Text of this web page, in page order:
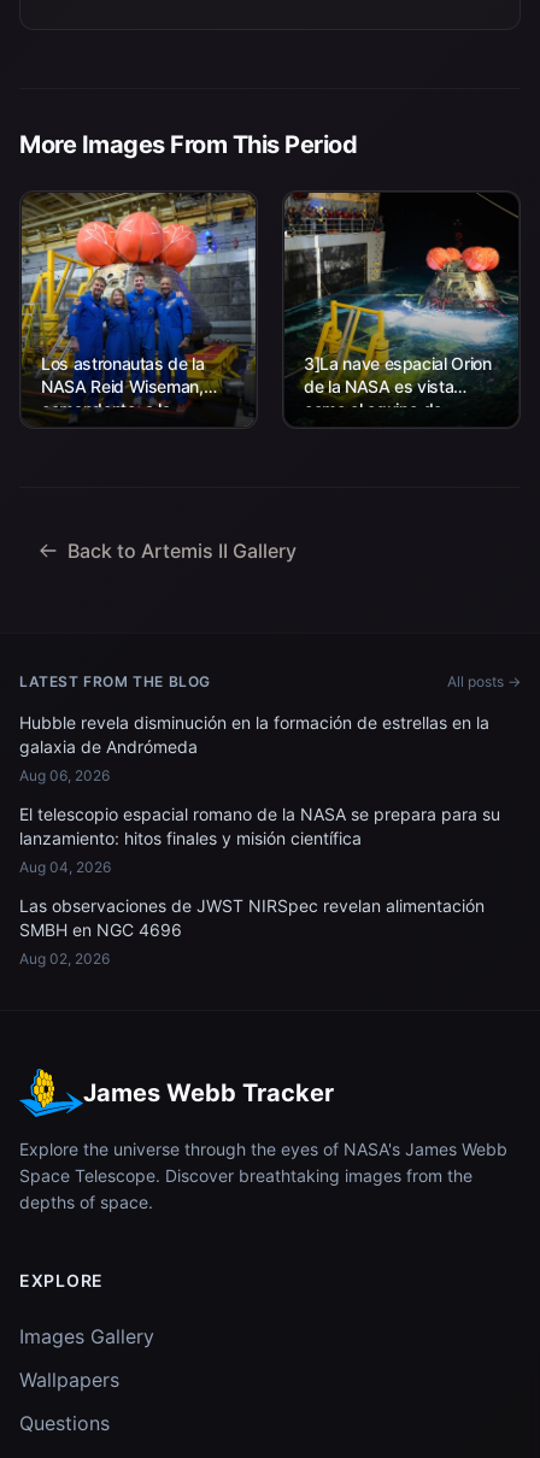
More Images From This Period
Los astronautas de la
NASA Reid Wiseman,
comandante; a la
izquierda, Christina Koch,
Hansen, especialista en
3]La nave espacial Orion
de la NASA es vista
como el equipo de
Aterrizaje y Recuperación
Back to Artemis II Gallery
LATEST FROM THE BLOG All posts →
Hubble revela disminución en la formación de estrellas en la
galaxia de Andrómeda
Aug 06, 2026
El telescopio espacial romano de la NASA se prepara para su
lanzamiento: hitos finales y misión científica
Aug 04, 2026
Las observaciones de JWST NIRSpec revelan alimentación
SMBH en NGC 4696
Aug 02, 2026
James Webb Tracker
Explore the universe through the eyes of NASA's James Webb
Space Telescope. Discover breathtaking images from the
depths of space.
EXPLORE
Images Gallery
Wallpapers
Questions